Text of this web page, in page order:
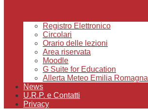
Registro Elettronico
Circolari
Orario delle lezioni
Area riservata
Moodle
G Suite for Education
Allerta Meteo Emilia Romagna
News
U.R.P. e Contatti
Privacy